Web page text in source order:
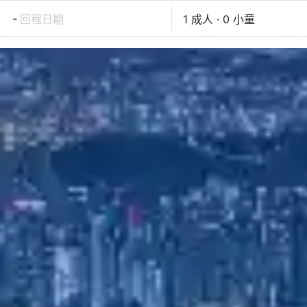
- 回程日期 1 成人 · 0 小童